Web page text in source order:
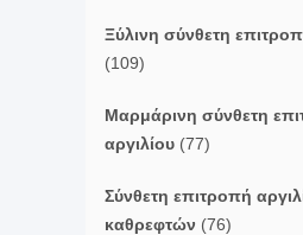
Ξύλινη σύνθετη
(109)
Μαρμάρινη σύνθετη
αργιλίου (77)
Σύνθετη επιτροπή
καθρεφτών (76)